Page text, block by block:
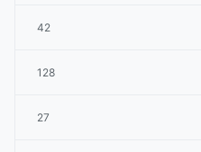
42
128
27